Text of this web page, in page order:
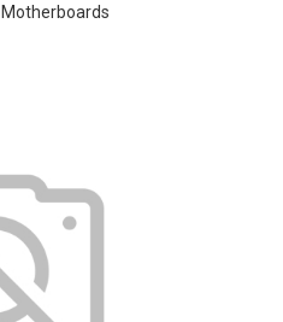
Motherboards